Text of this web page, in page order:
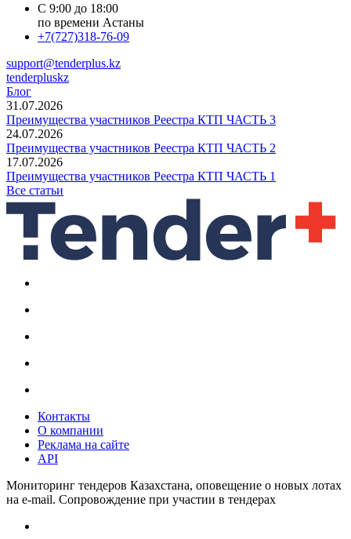
С 9:00 до 18:00
по времени Астаны
+7(727)318-76-09
support@tenderplus.kz
tenderpluskz
Блог
31.07.2026
Преимущества участников Реестра КТП ЧАСТЬ 3
24.07.2026
Преимущества участников Реестра КТП ЧАСТЬ 2
17.07.2026
Преимущества участников Реестра КТП ЧАСТЬ 1
Все статьи
Контакты
О компании
Реклама на сайте
API
Мониторинг тендеров Казахстана, оповещение о новых лотах
на e-mail. Сопровождение при участии в тендерах